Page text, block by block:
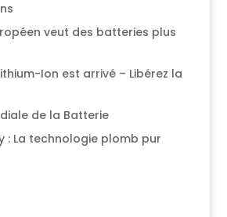
veut des batteries plus
Ion est arrivé – Libérez la
de la Batterie
: La technologie plomb pur